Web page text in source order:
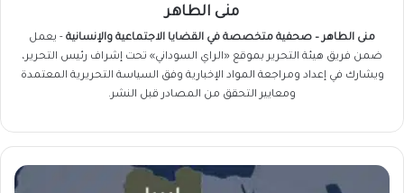
منى الطاهر
منى الطاهر – صحفية متخصصة في القضايا الاجتماعية والإنسانية - يعمل
ضمن فريق هيئة التحرير بموقع «الراي السوداني» تحت إشراف رئيس التحرير،
ويشارك في إعداد ومراجعة المواد الإخبارية وفق السياسة التحريرية المعتمدة
ومعايير التحقق من المصادر قبل النشر.
توبيخ